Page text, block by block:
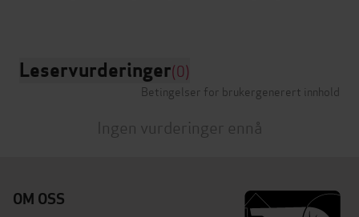
Leservurderinger(0)
Betingelser for brukergenerert innhold
Ingen vurderinger ennå
OM OSS